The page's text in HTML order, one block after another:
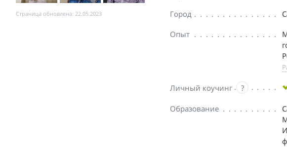
Страница обновлена: 22.05.2023 Город
Опыт
Личный коучинг ?
Образование